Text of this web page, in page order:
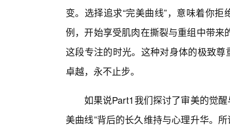
变。选择追求“完美曲线”，意味着你
例，开始享受肌肉在撕裂与重组中带
这段专注的时光。这种对身体的极致
卓越，永不止步。
如果说Part1我们探讨了审美的觉
美曲线”背后的长久维持与心理升华。